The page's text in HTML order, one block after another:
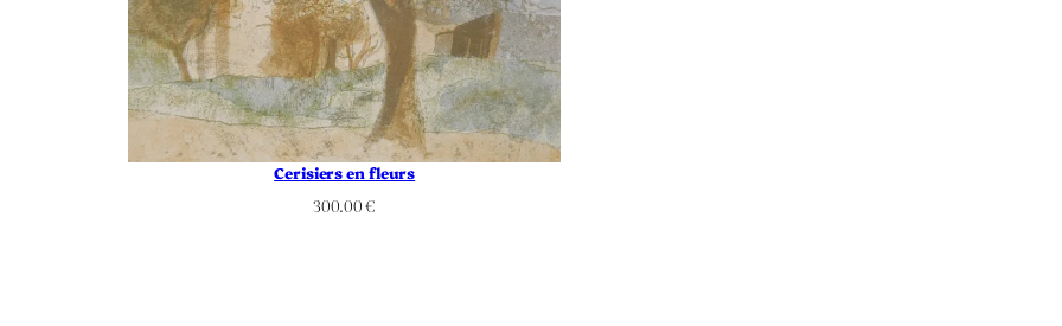
Cerisiers en fleurs
300.00€